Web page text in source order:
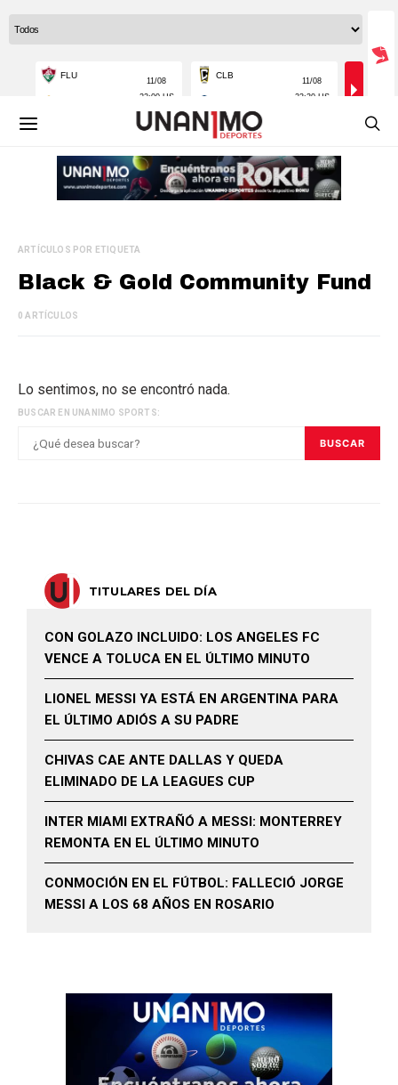
ARTÍCULOS POR ETIQUETA
Black & Gold Community Fund
0 ARTÍCULOS
Lo sentimos, no se encontró nada.
BUSCAR EN UNANIMO SPORTS:
BUSCAR
TITULARES DEL DÍA
CON GOLAZO INCLUIDO: LOS ANGELES FC
VENCE A TOLUCA EN EL ÚLTIMO MINUTO
LIONEL MESSI YA ESTÁ EN ARGENTINA PARA
EL ÚLTIMO ADIÓS A SU PADRE
CHIVAS CAE ANTE DALLAS Y QUEDA
ELIMINADO DE LA LEAGUES CUP
INTER MIAMI EXTRAÑÓ A MESSI: MONTERREY
REMONTA EN EL ÚLTIMO MINUTO
CONMOCIÓN EN EL FÚTBOL: FALLECIÓ JORGE
MESSI A LOS 68 AÑOS EN ROSARIO